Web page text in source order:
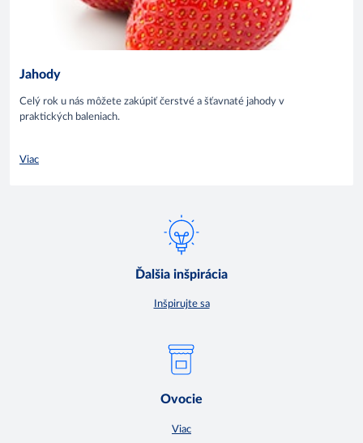
Jahody
Celý rok u nás môžete zakúpiť čerstvé a šťavnaté jahody v
praktických baleniach.
Viac
Ďalšia inšpirácia
Inšpirujte sa
Ovocie
Viac